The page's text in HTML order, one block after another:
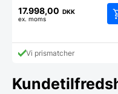
17.998,00 DKK
ex. moms
Vi prismatcher